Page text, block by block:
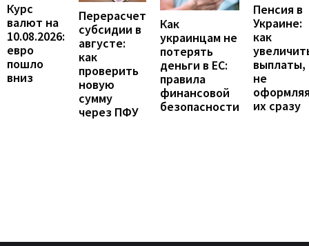
Курс
валют на
10.08.2026:
евро
пошло
вниз
Перерасчет
субсидии в
августе:
как
проверить
новую
сумму
через ПФУ
Как
украинцам не
потерять
деньги в ЕС:
правила
финансовой
безопасности
Пенсия в
Украине:
как
выплаты,
не
их сразу